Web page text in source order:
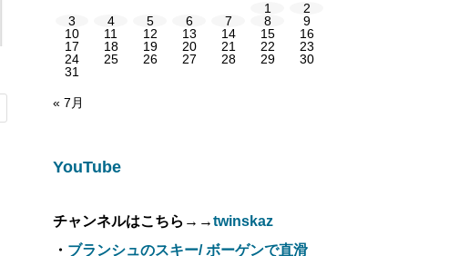
1
2
3
4 5 6 7 8
9
10
11 12 13 14 15
16
17
18 19 20 21 22
23
24
25 26 27 28 29
30
31
« 7月
YouTube
チャンネルはこちら→→twinskaz
・ ブランシュのスキー/ ボーゲンで直滑